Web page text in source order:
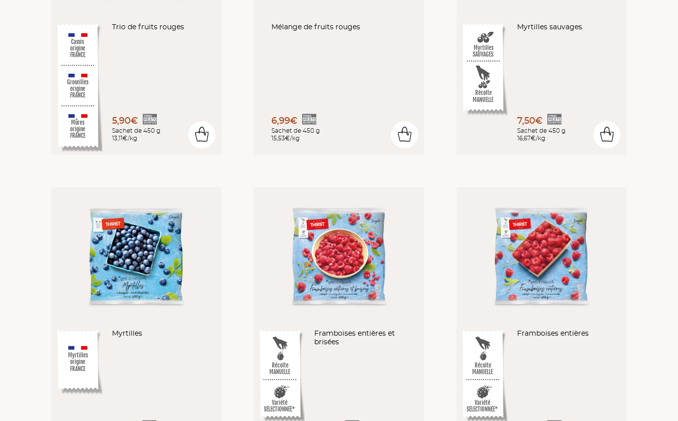
Cassis
origine
FRANCE
Groseilles
origine
FRANCE
Mûres
origine
FRANCE
Trio de fruits rouges
5,90€
Sachet de 450 g
13,11€/kg
0
Mélange de fruits rouges
6,99€
Sachet de 450 g
15,53€/kg
0
Myrtilles
SAUVAGES
Récolte
MANUELLE
Myrtilles sauvages
7,50€
Sachet de 450 g
16,67€/kg
0
Myrtilles
origine
FRANCE
Myrtilles
Récolte
MANUELLE
Variété
SÉLECTIONNÉE*
Framboises entières et
brisées
Récolte
MANUELLE
Variété
SÉLECTIONNÉE*
Framboises entières